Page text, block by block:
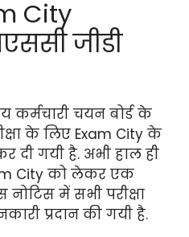
City
जीडी
कर्मचारी चयन बोर्ड के
के लिए Exam City के
दी गयी है. अभी हाल ही
City को लेकर एक
नोटिस में सभी परीक्षा
प्रदान की गयी है.